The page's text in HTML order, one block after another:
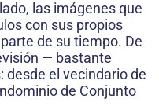
las imágenes que
con sus propios
de su tiempo. De
— bastante
desde el vecindario de
de Conjunto